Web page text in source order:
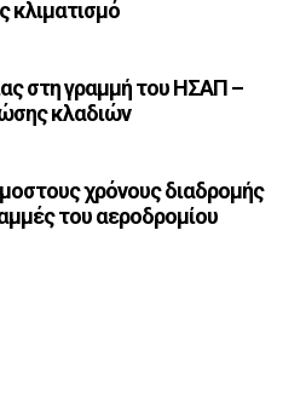
κλιματισμό
στη γραμμή του ΗΣΑΠ –
κλαδιών
χρόνους διαδρομής
του αεροδρομίου